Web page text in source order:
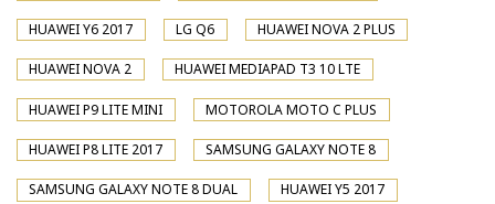
HUAWEI Y6 2017 LG Q6 HUAWEI NOVA 2 PLUS
HUAWEI NOVA 2 HUAWEI MEDIAPAD T3 10 LTE
HUAWEI P9 LITE MINI MOTOROLA MOTO C PLUS
HUAWEI P8 LITE 2017 SAMSUNG GALAXY NOTE 8
SAMSUNG GALAXY NOTE 8 DUAL HUAWEI Y5 2017